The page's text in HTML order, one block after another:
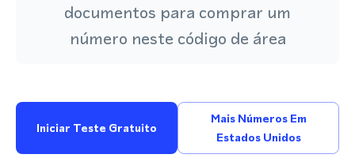
documentos para comprar um
número neste código de área
Iniciar Teste Gratuito
Mais Números Em
Estados Unidos